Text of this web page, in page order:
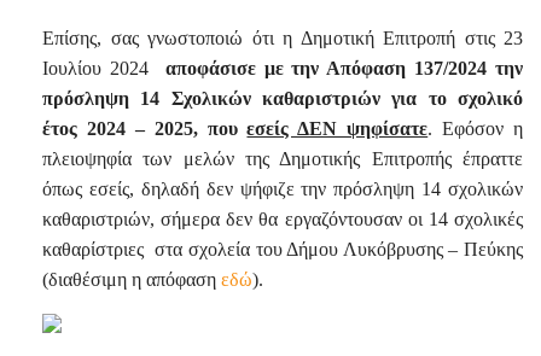
Επίσης, σας γνωστοποιώ ότι η Δημοτική Επιτροπή στις 23
Ιουλίου 2024
αποφάσισε με την Απόφαση 137/2024 την
πρόσληψη 14 Σχολικών καθαριστριών για το σχολικό
έτος 2024 – 2025, πουεσείς ΔΕΝ ψηφίσατε. Εφόσον η
πλειοψηφία των μελών της Δημοτικής Επιτροπής έπραττε
όπως εσείς, δηλαδή δεν ψήφιζε την πρόσληψη 14 σχολικών
καθαριστριών, σήμερα δεν θα εργαζόντουσαν οι 14 σχολικές
καθαρίστριες στα σχολεία του Δήμου Λυκόβρυσης – Πεύκης
(διαθέσιμη η απόφαση εδώ).